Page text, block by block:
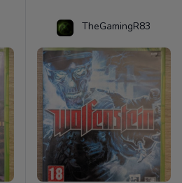
TheGamingR83